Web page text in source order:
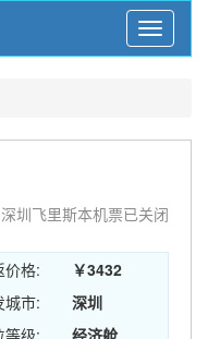
Menu
深圳飞里斯本机票已关闭
价格:
￥3432
城市:
深圳
等级:
经济舱